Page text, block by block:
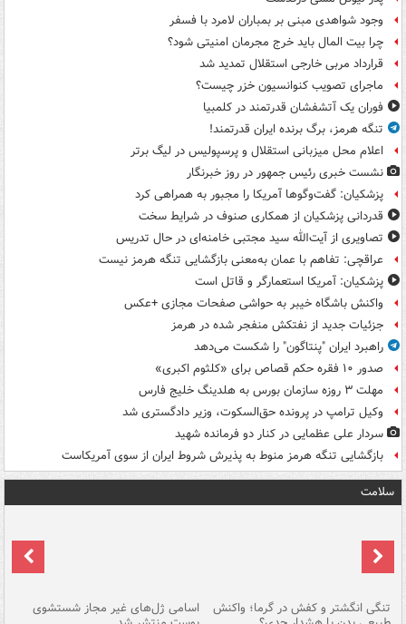
وجود شواهدی مبنی بر بمباران لامرد با فسفر
چرا بیت المال باید خرج مجرمان امنیتی شود؟
قرارداد مربی خارجی استقلال تمدید شد
ماجرای تصویب کنوانسیون خزر چیست؟
فوران یک آتشفشان قدرتمند در کلمبیا
تنگه هرمز، برگ برنده ایران قدرتمند!
اعلام محل میزبانی استقلال و پرسپولیس در لیگ برتر
نشست خبری رئیس جمهور در روز خبرنگار
پزشکیان: گفت‌وگوها آمریکا را مجبور به همراهی کرد
قدردانی پزشکیان از همکاری صنوف در شرایط سخت
تصاویری از آیت‌الله سید مجتبی خامنه‌ای در حال تدریس
عراقچی: تفاهم با عمان به‌معنی بازگشایی تنگه هرمز نیست
پزشکیان: آمریکا استعمارگر و قاتل است
واکنش باشگاه خیبر به حواشی صفحات مجازی +عکس
جزئیات جدید از نفتکش منفجر شده در هرمز
راهبرد ایران "پنتاگون" را شکست می‌دهد
صدور ۱۰ فقره حکم قصاص برای «کلثوم اکبری»
مهلت ۳ روزه سازمان بورس به هلدینگ خلیج فارس
وکیل ترامپ در پرونده حق‌السکوت، وزیر دادگستری شد
سردار علی عظمایی در کنار دو فرمانده شهید
بازگشایی تنگه هرمز منوط به پذیرش شروط ایران از سوی آمریکاست
سلامت
تنگی انگشتر و کفش در گرما؛ واکنش اسامی ژل‌های غیر مجاز شستشوی